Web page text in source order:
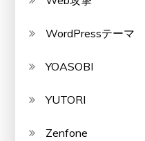
WordPressテーマ
YOASOBI
YUTORI
Zenfone